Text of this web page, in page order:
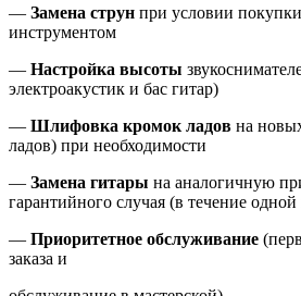
— Замена струн при условии
инструментом
— Настройка высоты
электроакустик и бас гитар)
— Шлифовка кромок ладов на
ладов) при необходимости
— Замена гитары на аналогичную
гарантийного случая (в течение
— Приоритетное обслуживание
заказа и